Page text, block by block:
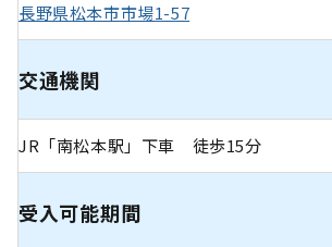
長野県松本市市場1-57
交通機関
JR「南松本駅」下車 徒歩15分
受入可能期間